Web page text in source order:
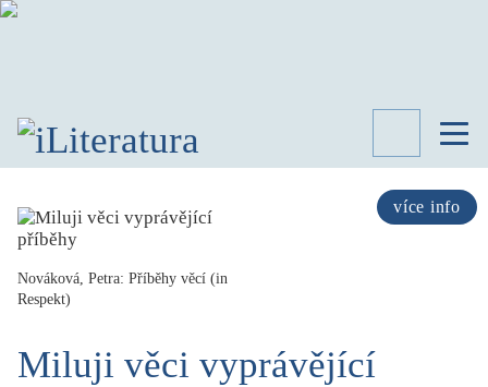
více info
SPISOVATELÉ
KNIHY
LITERATURY
PŘEHLED
Nováková, Petra: Příběhy věcí (in
Respekt)
Miluji věci vyprávějící